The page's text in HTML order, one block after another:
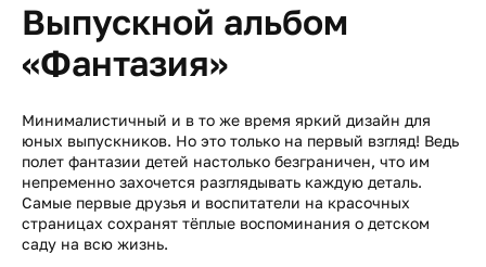
Выпускной альбом
«Фантазия»
Минималистичный и в то же время яркий дизайн для
юных выпускников. Но это только на первый взгляд! Ведь
полет фантазии детей настолько безграничен, что им
непременно захочется разглядывать каждую деталь.
Самые первые друзья и воспитатели на красочных
страницах сохранят тёплые воспоминания о детском
саду на всю жизнь.